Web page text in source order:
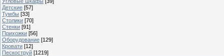
Детские [57]
Тумбы [33]
Столики [70]
Стенки [91]
Прихожки [56]
Оборудование [129]
Кровати [12]
Пескоструй [1219]